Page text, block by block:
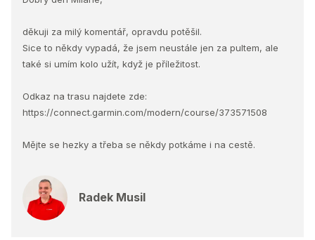
děkuji za milý komentář, opravdu potěšil.
Sice to někdy vypadá, že jsem neustále jen za pultem, ale
také si umím kolo užít, když je příležitost.
Odkaz na trasu najdete zde:
https://connect.garmin.com/modern/course/373571508
Mějte se hezky a třeba se někdy potkáme i na cestě.
Radek Musil